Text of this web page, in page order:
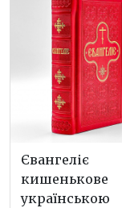
Євангеліє
кишенькове
українською